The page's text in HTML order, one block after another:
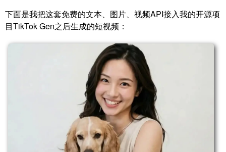
下面是我把这套免费的文本、图片、视频API接入我的开源项
目TikTok Gen之后生成的短视频：